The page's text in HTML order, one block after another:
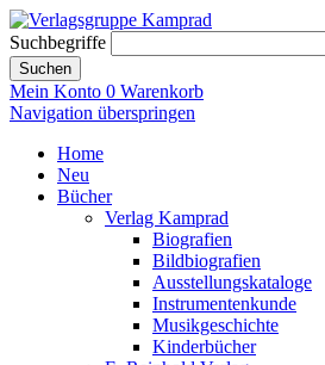
Suchbegriffe
Suchen
Mein Konto 0 Warenkorb
Navigation überspringen
Home
Neu
Bücher
Verlag Kamprad
Biografien
Bildbiografien
Ausstellungskataloge
Instrumentenkunde
Musikgeschichte
Kinderbücher